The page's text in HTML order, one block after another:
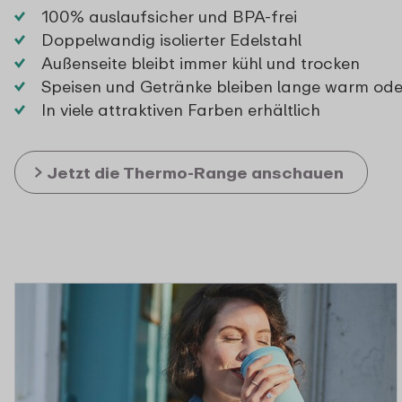
100% auslaufsicher und BPA-frei
Doppelwandig isolierter Edelstahl
Außenseite bleibt immer kühl und trocken
Speisen und Getränke bleiben lange warm
In viele attraktiven Farben erhältlich
Jetzt die Thermo-Range anschauen